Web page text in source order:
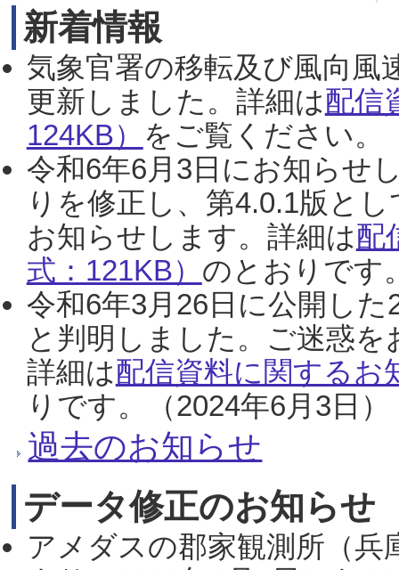
新着情報
気象官署の移転及び風向風
更新しました。詳細は配信
124KB） をご覧ください。
令和6年6月3日にお知らせ
りを修正し、第4.0.1版と
お知らせします。詳細は配
式：121KB） のとおりです
令和6年3月26日に公開し
と判明しました。ご迷惑
詳細は配信資料に関するお
りです。（2024年6月3日）
過去のお知らせ
データ修正のお知らせ
アメダスの郡家観測所（